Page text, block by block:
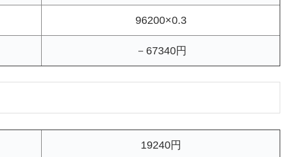
96200×0.3
－67340円
19240円